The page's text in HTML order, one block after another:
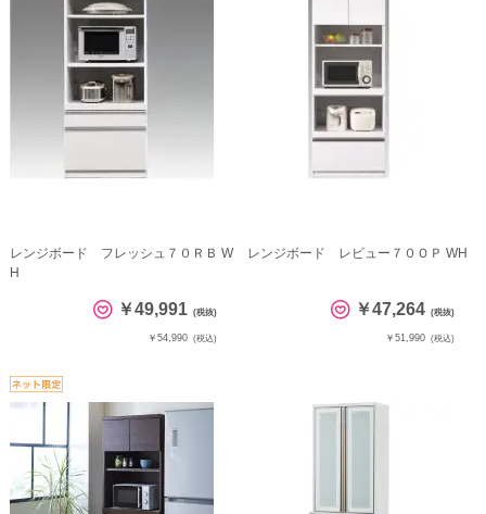
レンジボード フレッシュ７０ＲＢ W
H
￥49,991 (税抜)
￥54,990 (税込)
レンジボード レビュー７０ＯＰ WH
￥47,264 (税抜)
￥51,990 (税込)